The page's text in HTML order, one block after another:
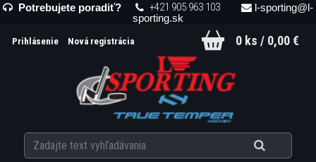
Potrebujete poradiť? +421 905 963 103
l-sporting@l-
sporting.sk
Prihlásenie Nová registrácia 0 ks / 0,00 €